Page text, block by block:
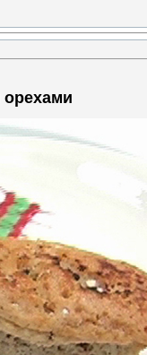
орехами